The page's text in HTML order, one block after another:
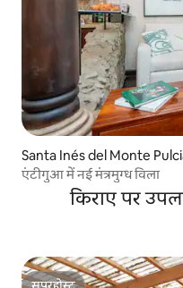
Santa Inés del Monte
एंटीगुआ में नई मंत्रमुग्ध विला
किराए पर